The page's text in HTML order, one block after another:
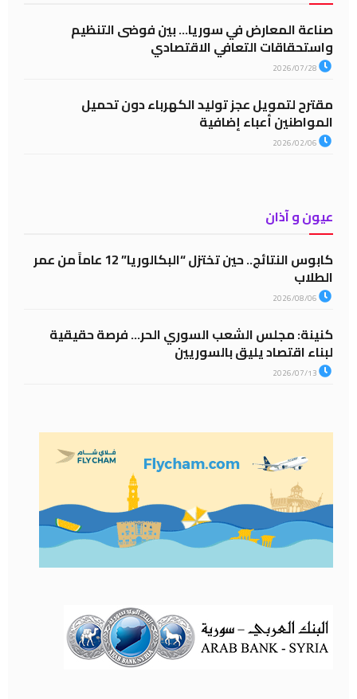
صناعة المعارض في سوريا… بين فوضى التنظيم
واستحقاقات التعافي الاقتصادي
مقترح لتمويل عجز توليد الكهرباء دون تحميل
المواطنين أعباء إضافية
عيون و آذان
كابوس النتائج.. حين تختزل “البكالوريا” 12 عاماً من عمر
الطلاب
كنينة: مجلس الشعب السوري الحر… فرصة حقيقية
لبناء اقتصاد يليق بالسوريين